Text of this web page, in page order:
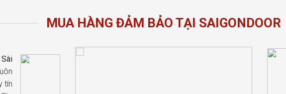
MUA HÀNG ĐẢM BẢO TẠI SAIGONDOOR
Sài
tín